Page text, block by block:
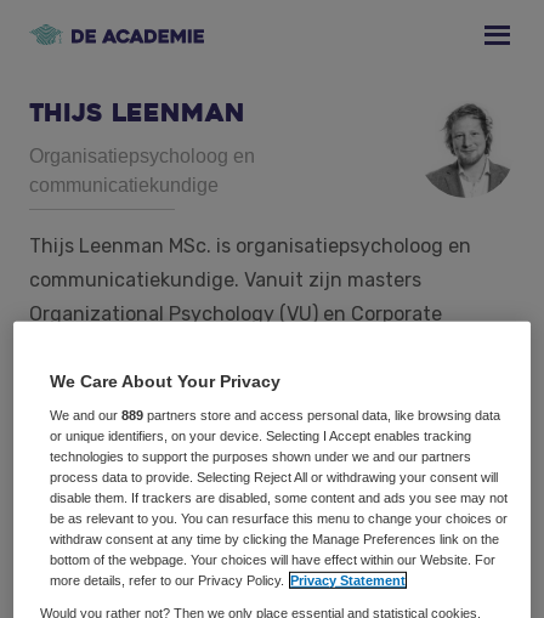
Thijs Leenman
Organisatiepsycholoog en
communicatiekundige
Thijs Leenman MSc. is organisatiepsycholoog en
communicatiekundige. Vanuit zijn masters
Organizational Psychology (VU) en Corporate
leiderschap en de motivatie van medewerkers. Dit
resulteerde in publicaties over de relatie tussen
leiderschapscommunicatie en werknemersmotivatie.
Hierin vindt hij een balans tussen de nieuwste
wetenschappelijke inzichten en praktische adviezen
voor het faciliteren van gedragsverandering op de
werkvloer. Deze balans neemt hij mee in zijn werk als
We Care About Your Privacy
We and our889 partners store and access personal data, like browsing data
or unique identifiers, on your device. Selecting I Accept enables tracking
technologies to support the purposes shown under we and our partners
process data to provide. Selecting Reject All or withdrawing your consent will
disable them. If trackers are disabled, some content and ads you see may not
be as relevant to you. You can resurface this menu to change your choices or
withdraw consent at any time by clicking the Manage Preferences link on the
bottom of the webpage. Your choices will have effect within our Website. For
more details, refer to our Privacy Policy.
Privacy Statement
Would you rather not? Then we only place essential and statistical cookies,